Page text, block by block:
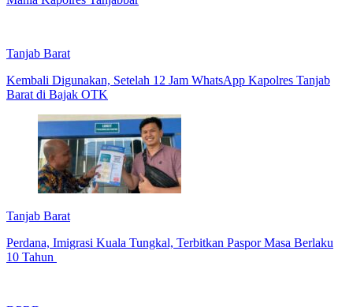
Tanjab Barat
Kembali Digunakan, Setelah 12 Jam WhatsApp Kapolres Tanjab
Barat di Bajak OTK
Tanjab Barat
Perdana, Imigrasi Kuala Tungkal, Terbitkan Paspor Masa Berlaku
10 Tahun